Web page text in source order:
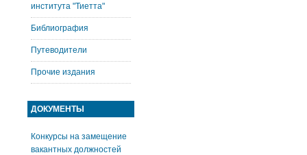
института "Тиетта"
Библиография
Путеводители
Прочие издания
ДОКУМЕНТЫ
Конкурсы на замещение
вакантных должностей